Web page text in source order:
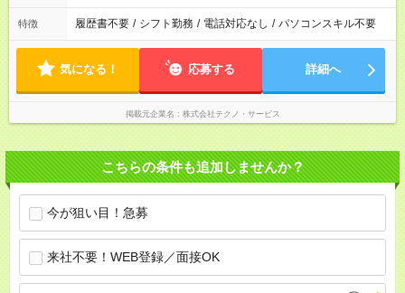
特徴 履歴書不要 / シフト勤務 / 電話対応なし / パソコンスキル不要
気になる！ 応募する 詳細へ
掲載元企業名 株式会社テクノ・サービス
こちらの条件も追加しませんか？
今が狙い目！急募
来社不要！WEB登録／面接OK